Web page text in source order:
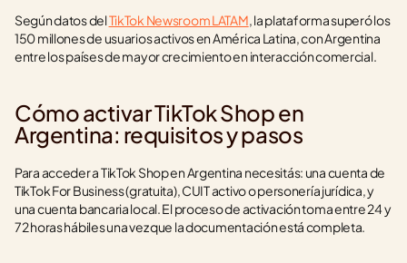
Según datos del TikTok Newsroom LATAM, la plataforma superó los
150 millones de usuarios activos en América Latina, con Argentina
entre los países de mayor crecimiento en interacción comercial.
Cómo activar TikTok Shop en
Argentina: requisitos y pasos
Para acceder a TikTok Shop en Argentina necesitás: una cuenta de
TikTok For Business (gratuita), CUIT activo o personería jurídica, y
una cuenta bancaria local. El proceso de activación toma entre 24 y
72 horas hábiles una vez que la documentación está completa.